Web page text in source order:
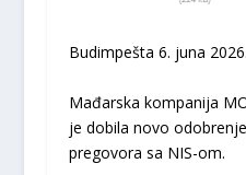
Budimpešta 6. juna 2026.
Mađarska kompanija
je dobila novo
pregovora sa NIS-om.